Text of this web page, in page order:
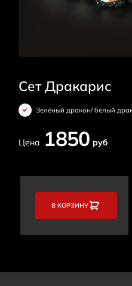
Сет Дракарис
Зелёный дракон/ белый
Цена 1850 руб
В КОРЗИНУ